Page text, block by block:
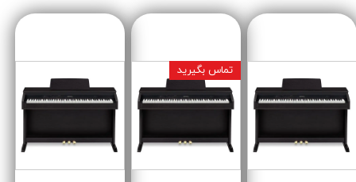
تماس بگیرید